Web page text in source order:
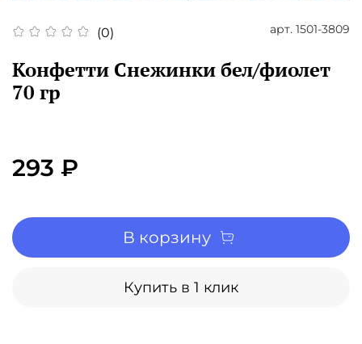
(0) арт. 1501-3809
Конфетти Снежинки бел/фиолет
70 гр
293 ₽
В корзину
Купить в 1 клик